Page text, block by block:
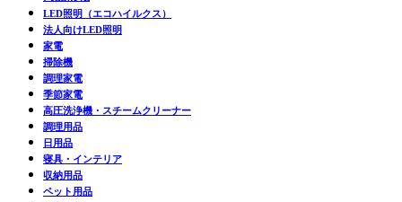
LED照明（エコハイルクス）
法人向けLED照明
家電
掃除機
調理家電
季節家電
高圧洗浄機・スチームクリーナー
調理用品
日用品
寝具・インテリア
収納用品
ペット用品